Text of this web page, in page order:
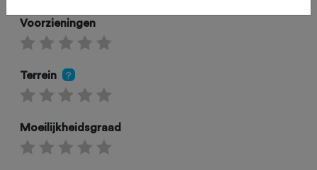
Voorzieningen
Terrein ?
Moeilijkheidsgraad